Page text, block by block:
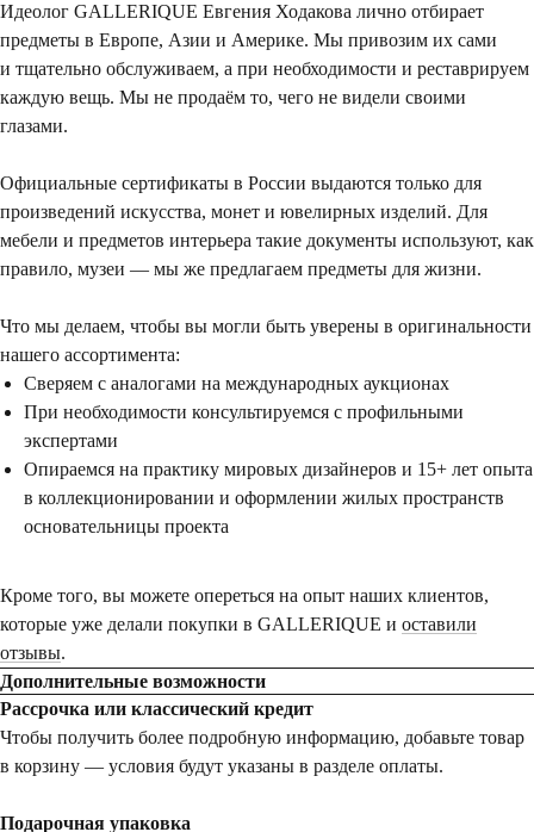
Идеолог GALLERIQUE Евгения Ходакова лично отбирает
предметы в Европе, Азии и Америке. Мы привозим их сами
и тщательно обслуживаем, а при необходимости и реставрируем
каждую вещь. Мы не продаём то, чего не видели своими
глазами.
Официальные сертификаты в России выдаются только для
произведений искусства, монет и ювелирных изделий. Для
мебели и предметов интерьера такие документы используют, как
правило, музеи — мы же предлагаем предметы для жизни.
Что мы делаем, чтобы вы могли быть уверены в оригинальности
нашего ассортимента:
Сверяем с аналогами на международных аукционах
При необходимости консультируемся с профильными
экспертами
Опираемся на практику мировых дизайнеров и 15+ лет опыта
в коллекционировании и оформлении жилых пространств
основательницы проекта
Кроме того, вы можете опереться на опыт наших клиентов,
которые уже делали покупки в GALLERIQUE и оставили
отзывы.
Дополнительные возможности
Рассрочка или классический кредит
Чтобы получить более подробную информацию, добавьте товар
в корзину — условия будут указаны в разделе оплаты.
Подарочная упаковка